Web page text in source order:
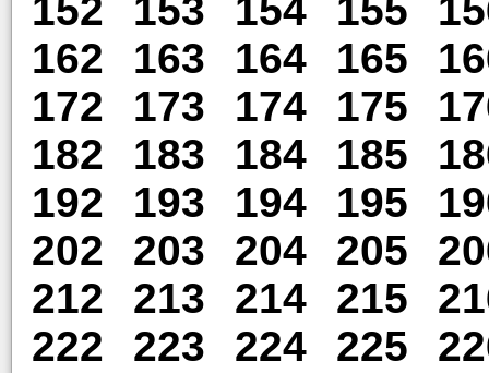
152
153 154 155
162
163 164 165
172
173 174 175
182
183 184 185
192
193 194 195
202
203 204 205
212
213 214 215
222
223 224 225